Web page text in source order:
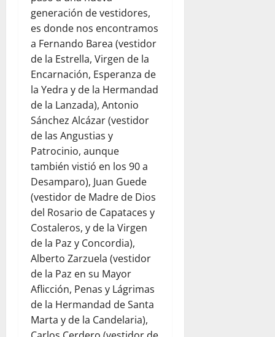
generación de vestidores,
es donde nos encontramos
a Fernando Barea (vestidor
de la Estrella, Virgen de la
Encarnación, Esperanza de
la Yedra y de la Hermandad
de la Lanzada), Antonio
Sánchez Alcázar (vestidor
de las Angustias y
Patrocinio, aunque
también vistió en los 90 a
Desamparo), Juan Guede
(vestidor de Madre de Dios
del Rosario de Capataces y
Costaleros, y de la Virgen
de la Paz y Concordia),
Alberto Zarzuela (vestidor
de la Paz en su Mayor
Aflicción, Penas y Lágrimas
de la Hermandad de Santa
Marta y de la Candelaria),